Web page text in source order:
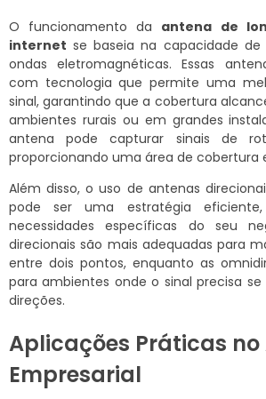
O funcionamento da antena de
internet se baseia na capacidade
ondas eletromagnéticas. Essas
com tecnologia que permite uma
sinal, garantindo que a cobertura
ambientes rurais ou em grandes
antena pode capturar sinais de
proporcionando uma área de cobertura
Além disso, o uso de antenas
pode ser uma estratégia eficiente,
necessidades específicas do seu
direcionais são mais adequadas para
entre dois pontos, enquanto as
para ambientes onde o sinal precisa se
direções.
Aplicações Práticas
Empresarial